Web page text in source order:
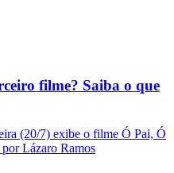
filme? Saiba o que
(20/7) exibe o filme Ó Pai, Ó
Lázaro Ramos